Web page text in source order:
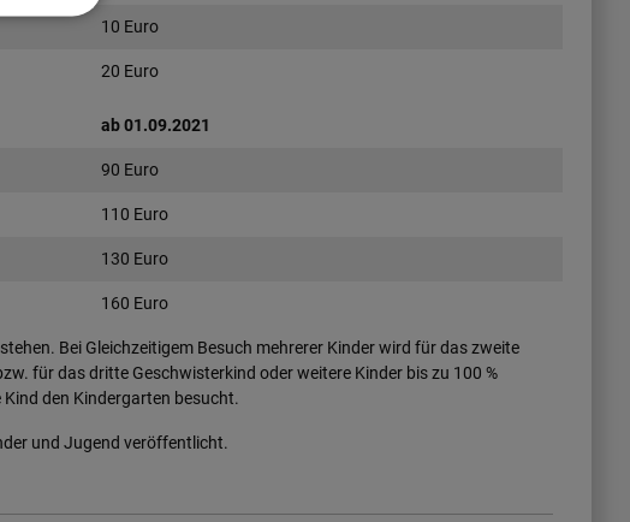
10 Euro
20 Euro
ab 01.09.2021
90 Euro
110 Euro
130 Euro
160 Euro
Bei Gleichzeitigem Besuch mehrerer Kinder wird für das zweite
für das dritte Geschwisterkind oder weitere Kinder bis zu 100 %
den Kindergarten besucht.
und Jugend veröffentlicht.